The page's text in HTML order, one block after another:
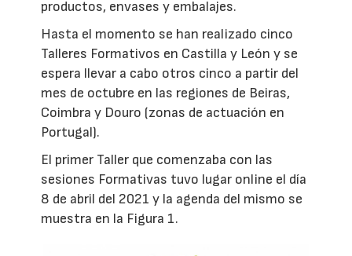
productos, envases y embalajes.
Hasta el momento se han realizado cinco
Talleres Formativos en Castilla y León y se
espera llevar a cabo otros cinco a partir del
mes de octubre en las regiones de Beiras,
Coimbra y Douro (zonas de actuación en
Portugal).
El primer Taller que comenzaba con las
sesiones Formativas tuvo lugar online el día
8 de abril del 2021 y la agenda del mismo se
muestra en la Figura 1.